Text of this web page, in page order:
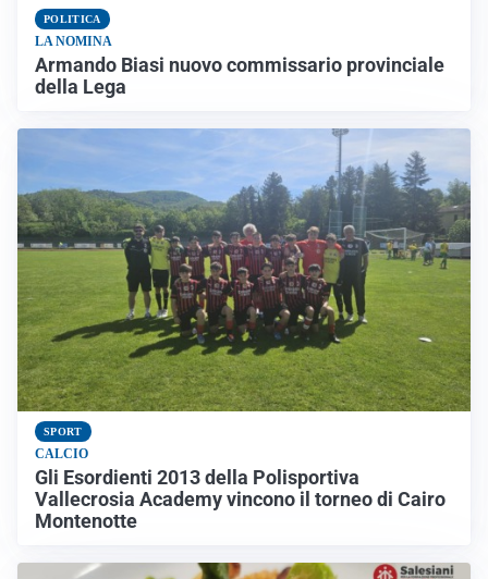
POLITICA
LA NOMINA
Armando Biasi nuovo commissario provinciale
della Lega
SPORT
CALCIO
Gli Esordienti 2013 della Polisportiva
Vallecrosia Academy vincono il torneo di Cairo
Montenotte